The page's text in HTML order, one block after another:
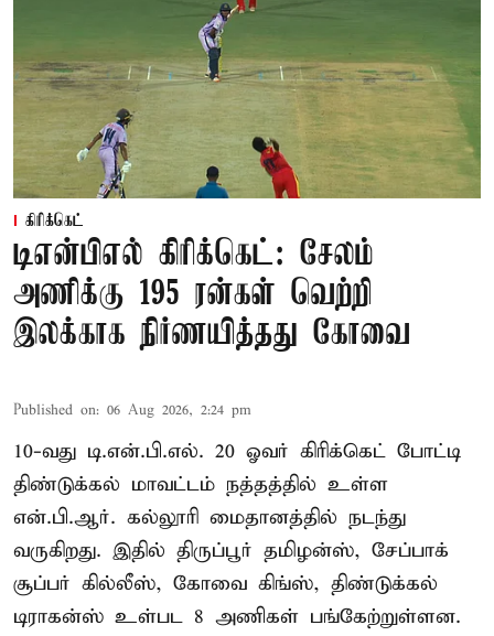
கிரிக்கெட்
டிஎன்பிஎல் கிரிக்கெட்: சேலம்
அணிக்கு 195 ரன்கள் வெற்றி
இலக்காக நிர்ணயித்தது கோவை
Published on: 06 Aug 2026, 2:24 pm
10-வது டி.என்.பி.எல். 20 ஓவர் கிரிக்கெட் போட்டி
திண்டுக்கல் மாவட்டம் நத்தத்தில் உள்ள
என்.பி.ஆர். கல்லூரி மைதானத்தில் நடந்து
வருகிறது. இதில் திருப்பூர் தமிழன்ஸ், சேப்பாக்
சூப்பர் கில்லீஸ், கோவை கிங்ஸ், திண்டுக்கல்
டிராகன்ஸ் உள்பட 8 அணிகள் பங்கேற்றுள்ளன.